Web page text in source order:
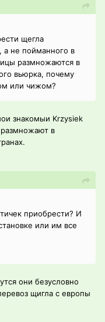
щегла
а не пойманного в
размножаются в
вьюрка, почему
или чижом?
знакомыи Krzysiek
в
приобрести? И
или им все
они безусловно
щигла с европы